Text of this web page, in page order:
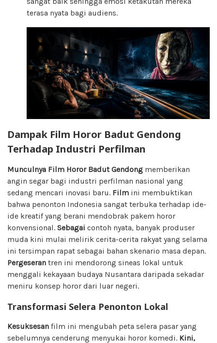
terasa nyata bagi audiens.
Dampak Film Horor Badut Gendong
Terhadap Industri Perfilman
Munculnya Film Horor Badut Gendong memberikan
angin segar bagi industri perfilman nasional yang
sedang mencari inovasi baru. Film ini membuktikan
bahwa penonton Indonesia sangat terbuka terhadap ide-
ide kreatif yang berani mendobrak pakem horor
konvensional. Sebagai contoh nyata, banyak produser
muda kini mulai melirik cerita-cerita rakyat yang selama
ini tersimpan rapat sebagai bahan skenario masa depan.
Pergeseran tren ini mendorong sineas lokal untuk
menggali kekayaan budaya Nusantara daripada sekadar
meniru konsep horor dari luar negeri.
Transformasi Selera Penonton Lokal
Kesuksesan film ini mengubah peta selera pasar yang
sebelumnya cenderung menyukai horor komedi. Kini,